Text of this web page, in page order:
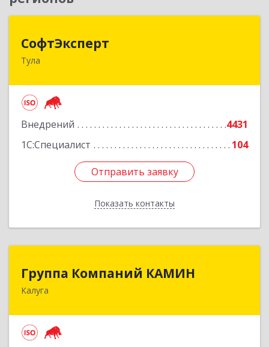
СофтЭксперт
Тула
Внедрений
4431
1С:Специалист
104
Отправить заявку
Показать контакты
300013, Тульская обл, Тула г, Болдина ул, дом №
Отправить заявку
Назад
Группа Компаний КАМИН
Калуга
Группа Компаний КАМИН
248023, Калужская обл, Калуга г, Теренинский